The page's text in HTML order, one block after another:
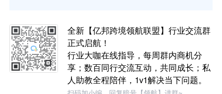
全新【亿邦跨境领航联盟】行业交流群
正式启航！
行业大咖在线指导，每周群内商机分
享；数百同行交流互动，共同成长；私
人助教全程陪伴，1v1解决当下问题。